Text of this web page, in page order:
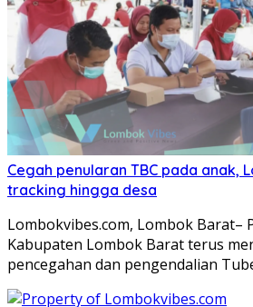
Cegah penularan TBC pada anak,
tracking hingga desa
Lombokvibes.com, Lombok Barat–
Kabupaten Lombok Barat terus
pencegahan dan pengendalian